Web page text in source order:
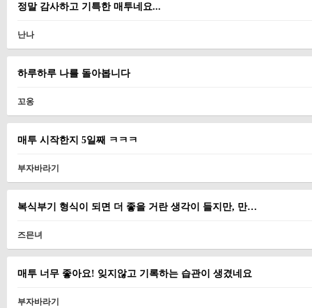
정말 감사하고 기특한 매투네요...
난나
하루하루 나를 돌아봅니다
꼬옹
매투 시작한지 5일째 ㅋㅋㅋ
부자바라기
복식부기 형식이 되면 더 좋을 거란 생각이 들지만, 만…
즈믄녀
매투 너무 좋아요! 잊지않고 기록하는 습관이 생겼네요
부자바라기